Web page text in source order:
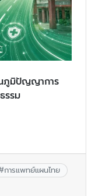
นภูมิปัญญาการ
รรม
การแพทย์แผนไทย